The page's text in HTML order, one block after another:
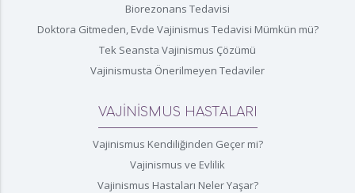
Biorezonans Tedavisi
Doktora Gitmeden, Evde Vajinismus Tedavisi Mümkün mü?
Tek Seansta Vajinismus Çözümü
Vajinismusta Önerilmeyen Tedaviler
VAJİNİSMUS HASTALARI
Vajinismus Kendiliğinden Geçer mi?
Vajinismus ve Evlilik
Vajinismus Hastaları Neler Yaşar?